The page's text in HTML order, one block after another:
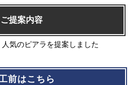
ご提案内容
気のピアラを提案しました
前はこちら